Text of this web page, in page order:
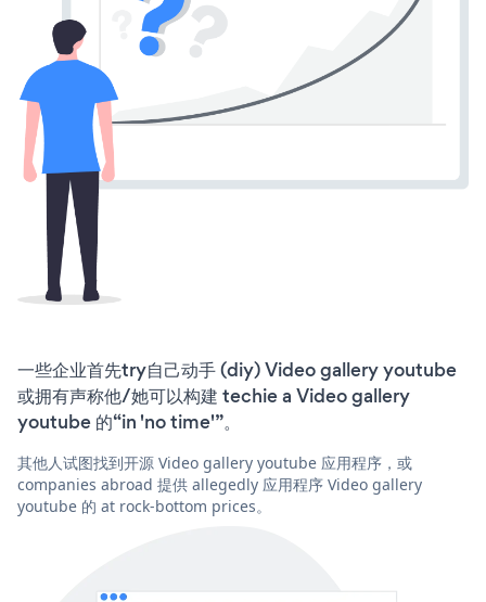
一些企业首先try自己动手 (diy) Video gallery youtube
或拥有声称他/她可以构建 techie a Video gallery
youtube 的“in 'no time'”。
其他人试图找到开源 Video gallery youtube 应用程序，或
companies abroad 提供 allegedly 应用程序 Video gallery
youtube 的 at rock-bottom prices。